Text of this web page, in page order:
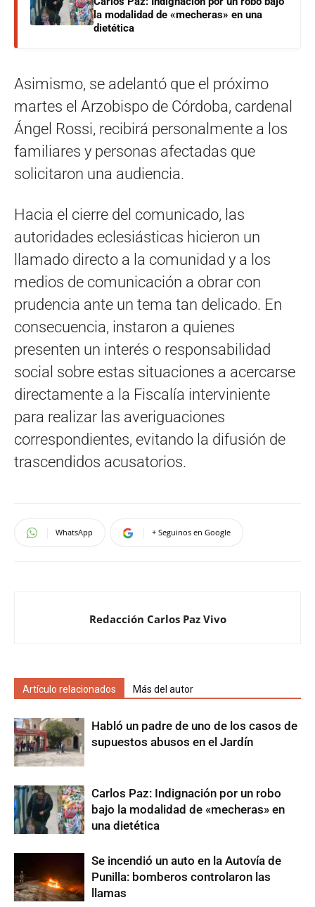
la modalidad de «mecheras» en una
dietética
Asimismo, se adelantó que el próximo
martes el Arzobispo de Córdoba, cardenal
Ángel Rossi, recibirá personalmente a los
familiares y personas afectadas que
solicitaron una audiencia.
Hacia el cierre del comunicado, las
autoridades eclesiásticas hicieron un
llamado directo a la comunidad y a los
medios de comunicación a obrar con
prudencia ante un tema tan delicado. En
consecuencia, instaron a quienes
presenten un interés o responsabilidad
social sobre estas situaciones a acercarse
directamente a la Fiscalía interviniente
para realizar las averiguaciones
correspondientes, evitando la difusión de
trascendidos acusatorios.
WhatsApp + Seguinos en Google
Redacción Carlos Paz Vivo
Artículo relacionados Más del autor
Habló un padre de uno de los casos de
supuestos abusos en el Jardín
Carlos Paz: Indignación por un robo
bajo la modalidad de «mecheras» en
una dietética
Se incendió un auto en la Autovía de
Punilla: bomberos controlaron las
llamas